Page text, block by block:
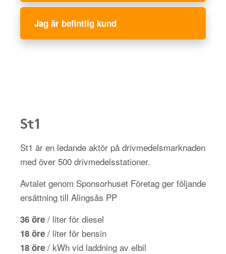
Jag är befintlig kund
St1
St1 är en ledande aktör på drivmedelsmarknaden
med över 500 drivmedelsstationer.
Avtalet genom Sponsorhuset Företag ger följande
ersättning till Alingsås PP
36 öre / liter för diesel
18 öre / liter för bensin
18 öre / kWh vid laddning av elbil